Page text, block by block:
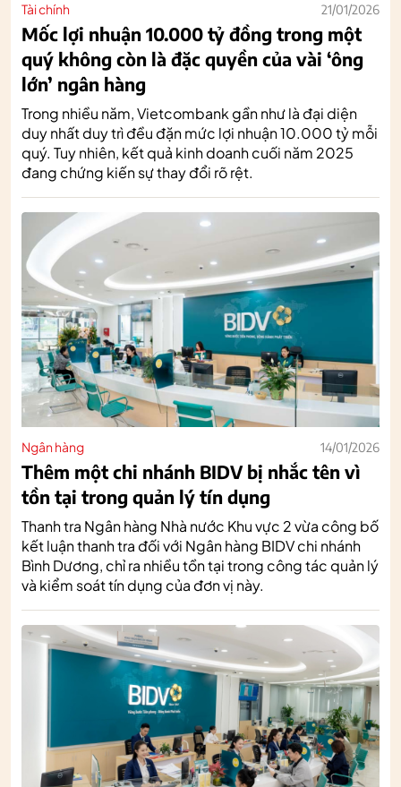
Tài chính 21/01/2026
Mốc lợi nhuận 10.000 tỷ đồng trong một
quý không còn là đặc quyền của vài ‘ông
lớn’ ngân hàng
Trong nhiều năm, Vietcombank gần như là đại diện
duy nhất duy trì đều đặn mức lợi nhuận 10.000 tỷ mỗi
quý. Tuy nhiên, kết quả kinh doanh cuối năm 2025
đang chứng kiến sự thay đổi rõ rệt.
Ngân hàng 14/01/2026
Thêm một chi nhánh BIDV bị nhắc tên vì
tồn tại trong quản lý tín dụng
Thanh tra Ngân hàng Nhà nước Khu vực 2 vừa công bố
kết luận thanh tra đối với Ngân hàng BIDV chi nhánh
Bình Dương, chỉ ra nhiều tồn tại trong công tác quản lý
và kiểm soát tín dụng của đơn vị này.